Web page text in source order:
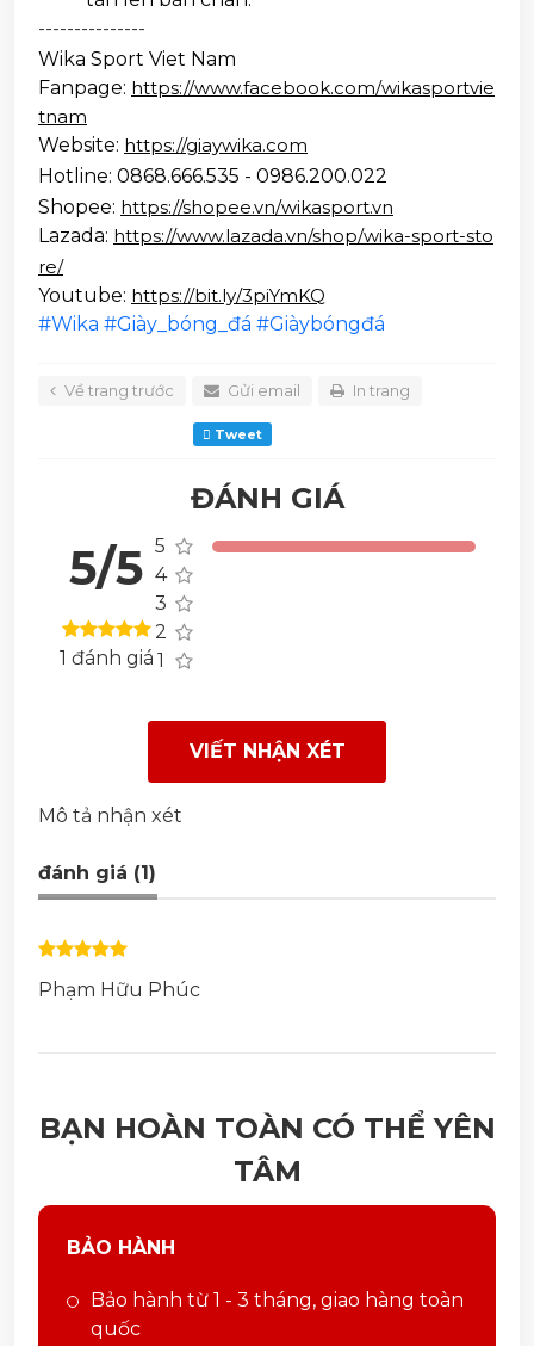
---------------
Wika Sport Viet Nam
Fanpage: https://www.facebook.com/wikasportvie
tnam
Website: https://giaywika.com
Hotline: 0868.666.535 - 0986.200.022
Shopee: https://shopee.vn/wikasport.vn
Lazada: https://www.lazada.vn/shop/wika-sport-sto
re/
Youtube: https://bit.ly/3piYmKQ
#Wika #Giày_bóng_đá #Giàybóngđá
Về trang trước Gửi email In trang
Tweet
ĐÁNH GIÁ
5/5
1 đánh giá
5
4
3
2
1
VIẾT NHẬN XÉT
Mô tả nhận xét
đánh giá (1)
Phạm Hữu Phúc
BẠN HOÀN TOÀN CÓ THỂ YÊN
TÂM
BẢO HÀNH
Bảo hành từ 1 - 3 tháng, giao hàng toàn
quốc